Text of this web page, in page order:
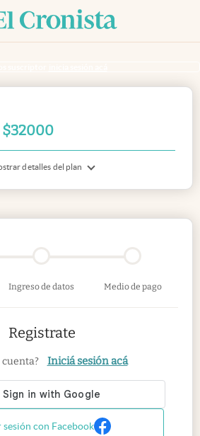
$32000
detalles del plan
Ingreso de datos Medio de pago
Registrate
cuenta? Iniciá sesión acá
sesión con Facebook